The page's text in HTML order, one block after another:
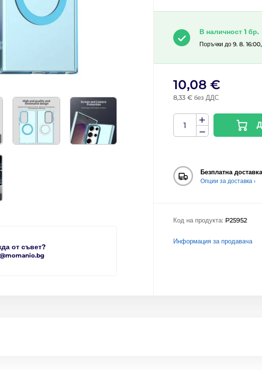
от съвет?
В наличност 1 бр.
Поръчки до 9. 8.
10,08 €
8,33 € без ДДС
Безплатна доставка
Опции за доставка ›
Код на продукта: P25952
Информация за продавача